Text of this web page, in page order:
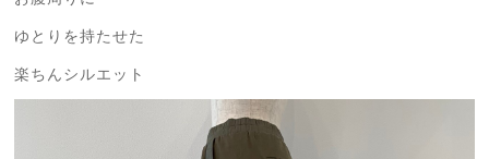
ゆとりを持たせた
楽ちんシルエット